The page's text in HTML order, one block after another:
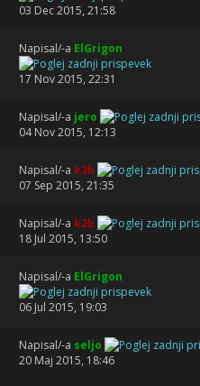
03 Dec 2015, 21:58
Napisal/-a ElGrigon
17 Nov 2015, 22:31
Napisal/-a jero
04 Nov 2015, 12:13
Napisal/-a k2b
07 Sep 2015, 21:35
Napisal/-a k2b
18 Jul 2015, 13:50
Napisal/-a ElGrigon
06 Jul 2015, 19:03
Napisal/-a seljo
20 Maj 2015, 18:46